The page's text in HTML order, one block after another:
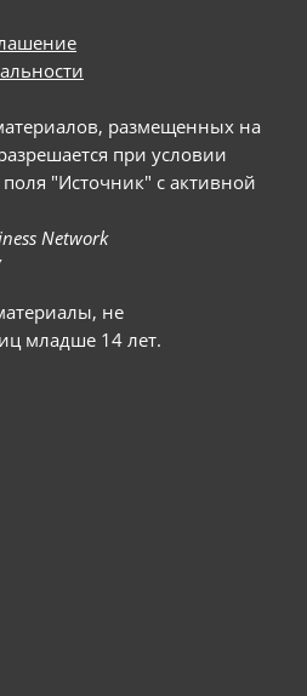
размещенных на
при условии
поля "Источник" с активной
Network
не
младше 14 лет.